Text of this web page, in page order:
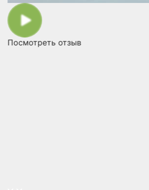
Посмотреть отзыв